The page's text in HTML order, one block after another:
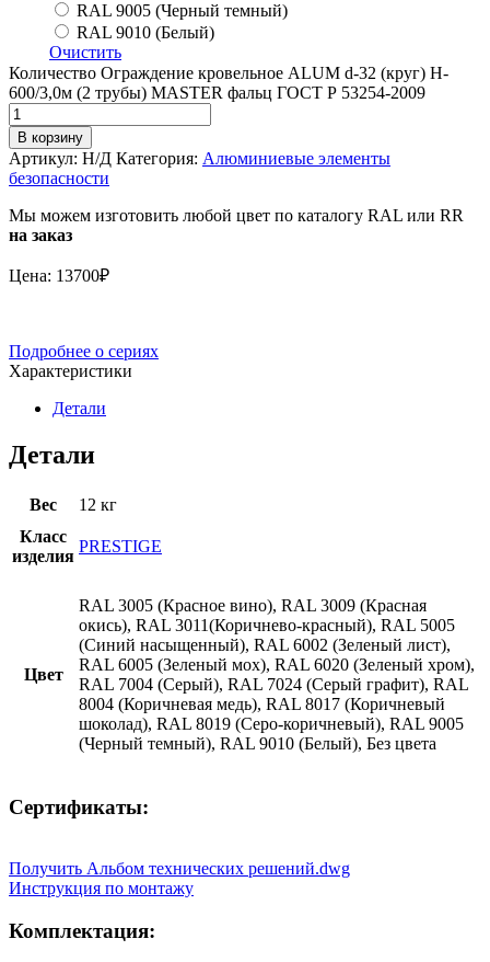
RAL 9005 (Черный темный)
RAL 9010 (Белый)
Очистить
Количество Ограждение кровельное ALUM d-32 (круг) H-
600/3,0м (2 трубы) MASTER фальц ГОСТ Р 53254-2009
В корзину
Артикул: Н/Д Категория: Алюминиевые элементы
безопасности
Мы можем изготовить любой цвет по каталогу RAL или RR
на заказ
Цена: 13700₽
Подробнее о сериях
Характеристики
Детали
Детали
Вес
12 кг
Класс
изделия
PRESTIGE
Цвет
RAL 3005 (Красное вино), RAL 3009 (Красная
окись), RAL 3011(Коричнево-красный), RAL 5005
(Синий насыщенный), RAL 6002 (Зеленый лист),
RAL 6005 (Зеленый мох), RAL 6020 (Зеленый хром),
RAL 7004 (Серый), RAL 7024 (Серый графит), RAL
8004 (Коричневая медь), RAL 8017 (Коричневый
шоколад), RAL 8019 (Серо-коричневый), RAL 9005
(Черный темный), RAL 9010 (Белый), Без цвета
Сертификаты:
Получить Альбом технических решений.dwg
Инструкция по монтажу
Комплектация: